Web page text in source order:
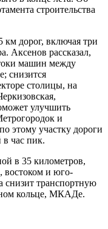
строительства
км дорог, включая три
Аксенов рассказал,
машин между
снизится
столицы, на
улучшить
и
этому участку дороги
в час пик.
в 35 километров,
востоком и юго-
снизит транспортную
кольце, МКАДе.